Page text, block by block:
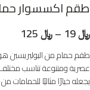
طقم اكسسوار حمام
﷼ –﷼
طقم حمام من البوليريسين
عصرية ومتنوعة تناسب
يجعله خيارًا مثاليًا للحمامات